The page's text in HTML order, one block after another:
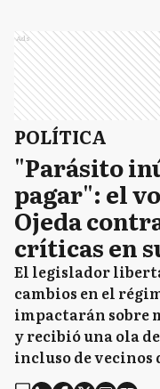
Ads
POLÍTICA
"Parásito
pagar": el
Ojeda
críticas en
El legislador
cambios en el
impactarán sobre
y recibió una ola
incluso de vecinos